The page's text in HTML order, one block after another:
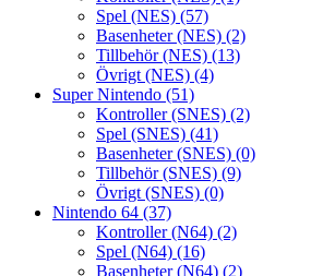
Spel (NES) (57)
Basenheter (NES) (2)
Tillbehör (NES) (13)
Övrigt (NES) (4)
Super Nintendo (51)
Kontroller (SNES) (2)
Spel (SNES) (41)
Basenheter (SNES) (0)
Tillbehör (SNES) (9)
Övrigt (SNES) (0)
Nintendo 64 (37)
Kontroller (N64) (2)
Spel (N64) (16)
Basenheter (N64) (2)